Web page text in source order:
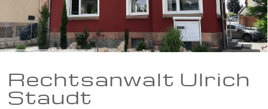
Rechtsanwalt Ulrich
Staudt